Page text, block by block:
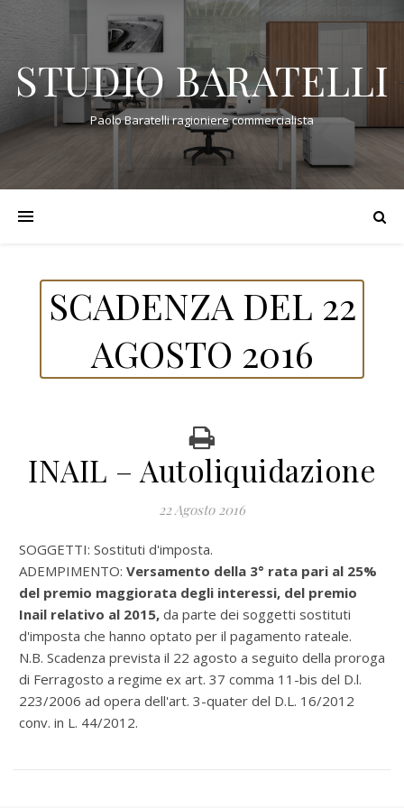
STUDIO BARATELLI
Paolo Baratelli ragioniere commercialista
SCADENZA DEL 22
AGOSTO 2016
INAIL – Autoliquidazione
22 Agosto 2016
SOGGETTI: Sostituti d'imposta.
ADEMPIMENTO: Versamento della 3° rata pari al 25%
del premio maggiorata degli interessi, del premio
Inail relativo al 2015, da parte dei soggetti sostituti
d'imposta che hanno optato per il pagamento rateale.
N.B. Scadenza prevista il 22 agosto a seguito della proroga
di Ferragosto a regime ex art. 37 comma 11-bis del D.l.
223/2006 ad opera dell'art. 3-quater del D.L. 16/2012
conv. in L. 44/2012.